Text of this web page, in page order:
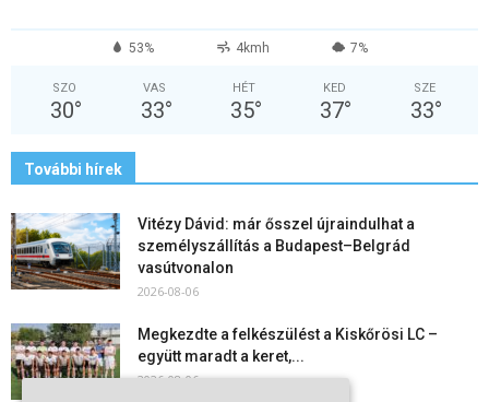
53% 4kmh 7%
SZO
30°
VAS
33°
HÉT
35°
KED
37°
SZE
33°
További hírek
Vitézy Dávid: már ősszel újraindulhat a
személyszállítás a Budapest–Belgrád
vasútvonalon
2026-08-06
Megkezdte a felkészülést a Kiskőrösi LC –
együtt maradt a keret,...
2026-08-06